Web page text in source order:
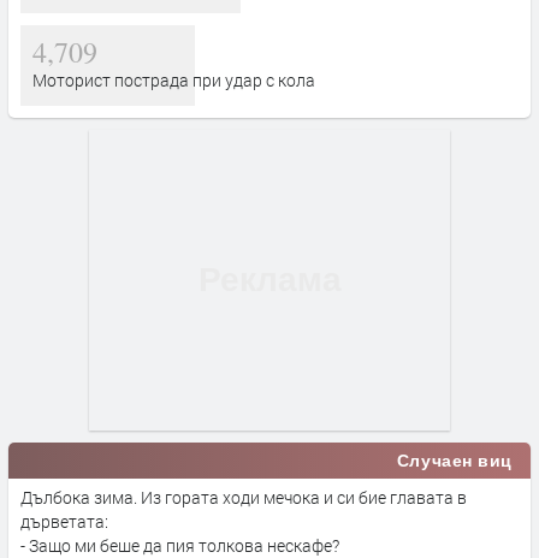
4,709
Моторист пострада при удар с кола
Случаен виц
Дълбока зима. Из гората ходи мечока и си бие главата в
дърветата:
- Защо ми беше да пия толкова нескафе?